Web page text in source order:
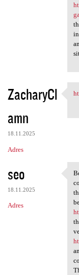
ZacharyCl
amn
18.11.2025
Adres
seo
18.11.2025
Adres